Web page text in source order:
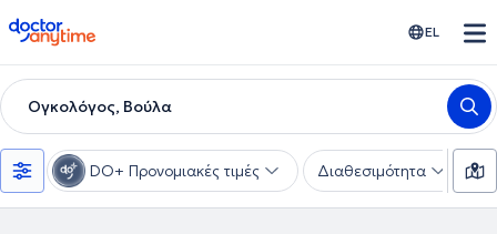
doctoranytime EL
Ογκολόγος, Βούλα
DO+ Προνομιακές τιμές Διαθεσιμότητα